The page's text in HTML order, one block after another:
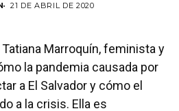
21 DE ABRIL DE 2020
Marroquín, feminista y
la pandemia causada por
a El Salvador y cómo el
a la crisis. Ella es